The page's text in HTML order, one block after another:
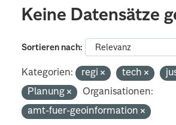
Keine Datensätze
Sortieren nach
Kategorien: regi tech
Planung
Organisationen:
amt-fuer-geoinformation